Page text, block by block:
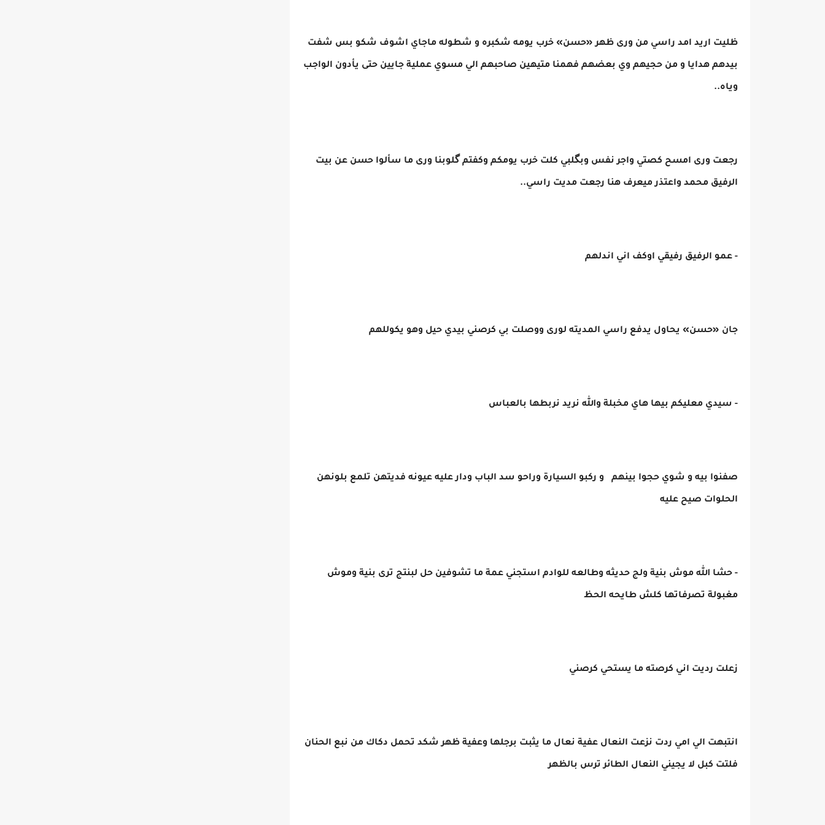
ظليت اريد امد راسي من ورى ظهر «حسن» خرب يومه شكبره و شطوله ماجاي اشوف شكو بس شفت
بيدهم هدايا و من حجيهم وي بعضهم فهمنا متيهين صاحبهم الي مسوي عملية جايين حتى يأدون الواجب
وياه..
رجعت ورى امسح كصتي واجر نفس وبگلبي كلت خرب يومكم وكفتم گلوبنا ورى ما سألوا حسن عن بيت
الرفيق محمد واعتذر ميعرف هنا رجعت مديت راسي..
- عمو الرفيق رفيقي اوكف اني اندلهم
جان «حسن» يحاول يدفع راسي المديته لورى ووصلت بي كرصني بيدي حيل وهو يكوللهم
- سيدي معليكم بيها هاي مخبلة والله نريد نربطها بالعباس
صفنوا بيه و شوي حجوا بينهم و ركبو السيارة وراحو سد الباب ودار عليه عيونه فديتهن تلمع بلونهن
الحلوات صيح عليه
- حشا الله موش بنية ولج حديثه وطالعه للوادم استجني عمة ما تشوفين حل لبنتج ترى بنية وموش
مغبولة تصرفاتها كلش طايحه الحظ
زعلت رديت اني كرصته ما يستحي كرصني
انتبهت الي امي ردت نزعت النعال عفية نعال ما يثبت برجلها وعفية ظهر شكد تحمل دكاك من نبع الحنان
فلتت كبل لا يجيني النعال الطائر ترس بالظهر